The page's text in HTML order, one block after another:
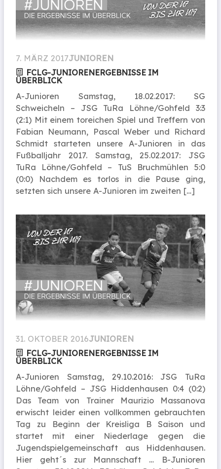
7. MÄRZ 2017JUNIOREN
FCLG-JUNIOREN­ERGEB­NISSE IM
ÜBERBLICK
A-Junioren Samstag, 18.02.2017: SG
Schweicheln – JSG TuRa Löhne/Gohfeld 3:3
(2:1) Mit einem toreichen Spiel und Treffern von
Fabian Neumann, Pascal Weber und Richard
Schmidt starteten unsere A-Junioren in das
Fußballjahr 2017. Samstag, 25.02.2017: JSG
TuRa Löhne/Gohfeld – TuS Bruchmühlen 5:0
(0:0) Nachdem es torlos in die Pause ging,
setzten sich unsere A-Junioren im zweiten […]
31. OKTOBER 2016JUNIOREN
FCLG-JUNIORENERGEBNISSE IM
ÜBERBLICK
A-Junioren Samstag, 29.10.2016: JSG TuRa
Löhne/Gohfeld – JSG Hiddenhausen 0:4 (0:2)
Das Team von Trainer Maurizio Massanova
erwischt leider einen vollkommen gebrauchten
Tag zu Beginn der Kreisliga B Saison und
startet mit einer Niederlage gegen die
Jugendspielgemeinschaft aus Hiddenhausen.
Hier geht´s zur Mannschaft … B-Junioren